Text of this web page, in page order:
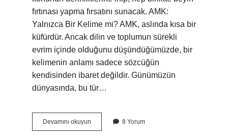
fırtınası yapma fırsatını sunacak. AMK:
Yalnızca Bir Kelime mi? AMK, aslında kısa bir
küfürdür. Ancak dilin ve toplumun sürekli
evrim içinde olduğunu düşündüğümüzde, bir
kelimenin anlamı sadece sözcüğün
kendisinden ibaret değildir. Günümüzün
dünyasında, bu tür…
Devamını okuyun
ne
8 Yorum